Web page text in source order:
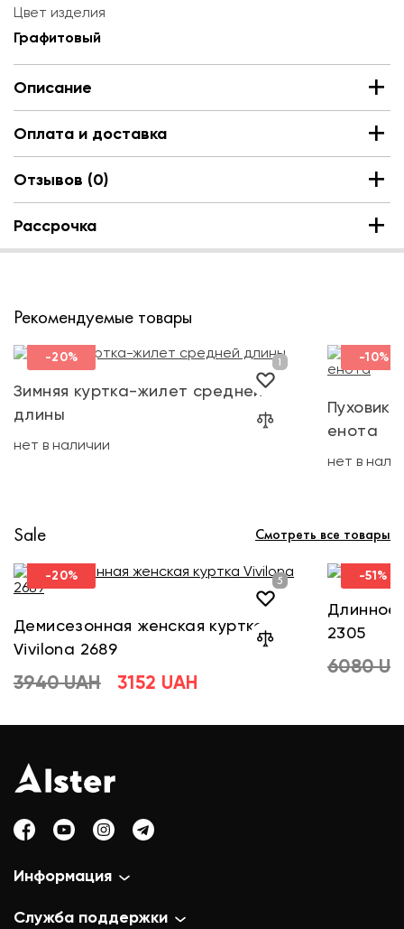
Цвет изделия
Графитовый
Описание
Оплата и доставка
Отзывов (0)
Рассрочка
Рекомендуемые товары
-20%
Зимняя куртка-жилет средней
длины
нет в наличии
-10%
Пуховик
енота
нет в
Sale Смотреть все товары
-20%
Демисезонная женская куртка
Vivilona 2689
3940 UAH 3152 UAH
-51%
Длинное
2305
6080
Информация
Служба поддержки